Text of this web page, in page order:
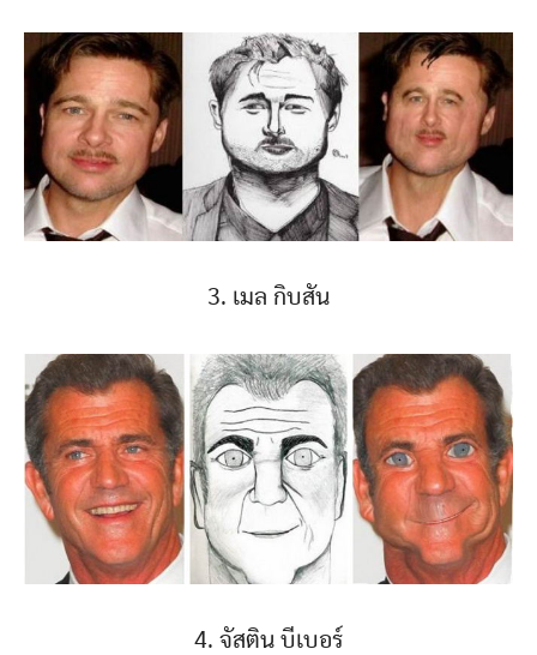
3. เมล กิบสัน
4. จัสติน บีเบอร์